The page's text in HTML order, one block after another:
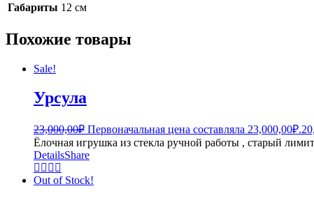
Габариты 12 см
Похожие товары
Sale!
Урсула
23,000,00₽ Первоначальная цена составляла 23,000,00₽.
Ёлочная игрушка из стекла ручной работы , старый
DetailsShare
Out of Stock!